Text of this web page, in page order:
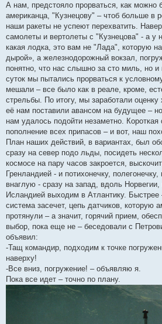
А нам, предстояло прорваться, как
американца, "Кузнецову" – чтоб больше в
наши ракеты не успеют перехватить.
самолеты и вертолеты с "Кузнецова" - а у
какая лодка, это вам не "Лада", которую
дырой», а железнодорожный вокзал,
понятно, что нас слышно за сто миль, но
суток мы пытались прорваться к
мешали – все было как в реале, кроме,
стрельбы. По итогу, мы заработали
её нам поставили авансом на будущее –
нам удалось подойти незаметно. Короткая
пополнение всех припасов – и вот, наш
План наших действий, в вариантах, был
сразу на север подо льды, посидеть
космосе на пару часов закроется,
Гренландией - и потихонечку,
внаглую - сразу на запад, вдоль
Исландией выходим в Атлантику. Быстрее
система засечет, цепь датчиков, которую
протянули – а значит, горячий прием,
выбор, пока еще не – беседовали с
объявил:
-Тащ командир, подходим к точке
наверху!
-Все вниз, погружение! – объявляю я.
Пока все идет – точно по плану.